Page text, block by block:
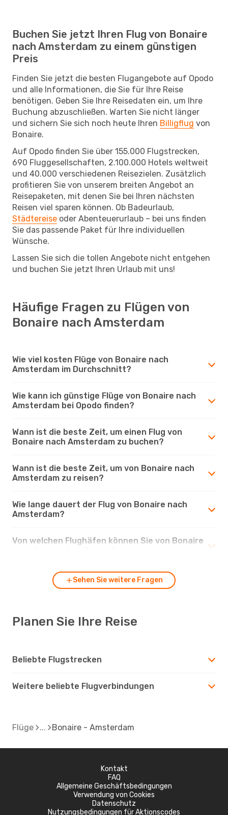
Buchen Sie jetzt Ihren Flug von Bonaire
nach Amsterdam zu einem günstigen
Preis
Finden Sie jetzt die besten Flugangebote auf Opodo
und alle Informationen, die Sie für Ihre Reise
benötigen. Geben Sie Ihre Reisedaten ein, um Ihre
Buchung abzuschließen. Warten Sie nicht länger
und sichern Sie sich noch heute Ihren Billigflug von
Bonaire.
Auf Opodo finden Sie über 155.000 Flugstrecken,
690 Fluggesellschaften, 2.100.000 Hotels weltweit
und 40.000 verschiedenen Reisezielen. Zusätzlich
profitieren Sie von unserem breiten Angebot an
Reisepaketen, mit denen Sie bei Ihren nächsten
Reisen viel sparen können. Ob Badeurlaub,
Städtereise oder Abenteuerurlaub – bei uns finden
Sie das passende Paket für Ihre individuellen
Wünsche.
Lassen Sie sich die tollen Angebote nicht entgehen
und buchen Sie jetzt Ihren Urlaub mit uns!
Häufige Fragen zu Flügen von
Bonaire nach Amsterdam
Wie viel kosten Flüge von Bonaire nach
Amsterdam im Durchschnitt?
Wie kann ich günstige Flüge von Bonaire nach
Amsterdam bei Opodo finden?
Wann ist die beste Zeit, um einen Flug von
Bonaire nach Amsterdam zu buchen?
Wann ist die beste Zeit, um von Bonaire nach
Amsterdam zu reisen?
Wie lange dauert der Flug von Bonaire nach
Amsterdam?
Von welchen Flughäfen können Sie von Bonaire
Sehen Sie weitere Fragen
Planen Sie Ihre Reise
Beliebte Flugstrecken
Weitere beliebte Flugverbindungen
Flüge Bonaire - Amsterdam
Kontakt
FAQ
Allgemeine Geschäftsbedingungen
Verwendung von Cookies
Datenschutz
Nutzungsbedingungen für Aktionscodes